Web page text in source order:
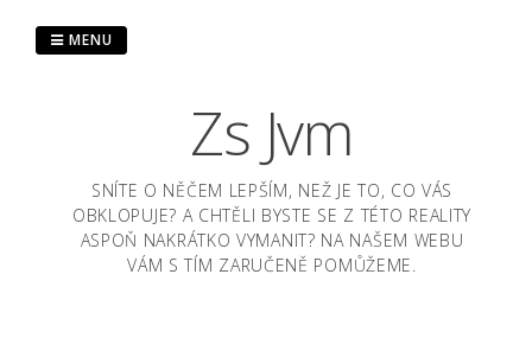
Zs Jvm
SNÍTE O NĚČEM LEPŠÍM, NEŽ JE TO, CO VÁS
OBKLOPUJE? A CHTĚLI BYSTE SE Z TÉTO REALITY
ASPOŇ NAKRÁTKO VYMANIT? NA NAŠEM WEBU
VÁM S TÍM ZARUČENĚ POMŮŽEME.
MENU